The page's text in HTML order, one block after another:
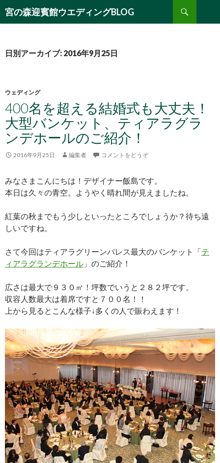
宮の森迎賓館ウエディングBLOG
検
索
ン
動
日別アーカイブ: 2016年9月25日
ウェディング
400名を超える結婚式も大丈夫！
大型バンケット、ティアラグラ
ンデホールのご紹介！
2016年9月25日 編集者 コメントをどうぞ
みなさまこんにちは！デザイナー飯島です。
本日は久々の青空。ようやく晴れ間が見えましたね。
紅葉の秋までもう少しといったところでしょうか？待ち遠
しいですね。
さて今回はティアラグリーンパレス最大のバンケット「テ
ィアラグランデホール 」のご紹介！
広さは最大で９３０㎡！坪数でいうと２８２坪です。
収容人数最大は着席ですと７００名！！
上から見るとこんな様子↓多くの人で賑わえます！